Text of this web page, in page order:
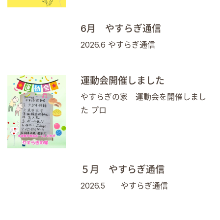
6月 やすらぎ通信
2026.6 やすらぎ通信
運動会開催しました
やすらぎの家 運動会を開催しまし
た プロ
５月 やすらぎ通信
2026.5 やすらぎ通信